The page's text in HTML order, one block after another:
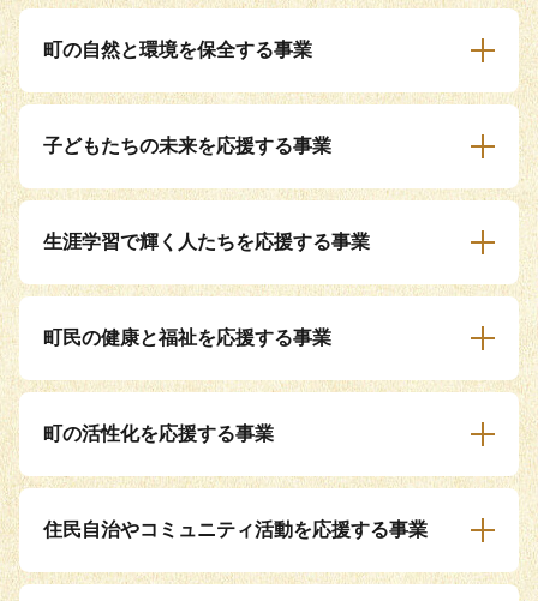
町の自然と環境を保全する事業
子どもたちの未来を応援する事業
生涯学習で輝く人たちを応援する事業
町民の健康と福祉を応援する事業
町の活性化を応援する事業
住民自治やコミュニティ活動を応援する事業